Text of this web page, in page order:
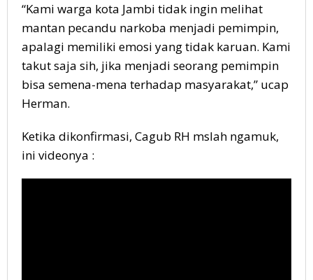
“Kami warga kota Jambi tidak ingin melihat
mantan pecandu narkoba menjadi pemimpin,
apalagi memiliki emosi yang tidak karuan. Kami
takut saja sih, jika menjadi seorang pemimpin
bisa semena-mena terhadap masyarakat,” ucap
Herman.
Ketika dikonfirmasi, Cagub RH mslah ngamuk,
ini videonya :